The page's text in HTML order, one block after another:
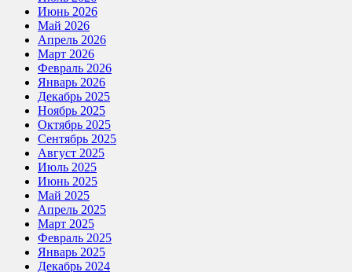
Июнь 2026
Май 2026
Апрель 2026
Март 2026
Февраль 2026
Январь 2026
Декабрь 2025
Ноябрь 2025
Октябрь 2025
Сентябрь 2025
Август 2025
Июль 2025
Июнь 2025
Май 2025
Апрель 2025
Март 2025
Февраль 2025
Январь 2025
Декабрь 2024